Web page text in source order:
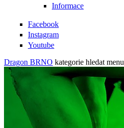
Informace
Facebook
Instagram
Youtube
Dragon BRNO kategorie hledat menu